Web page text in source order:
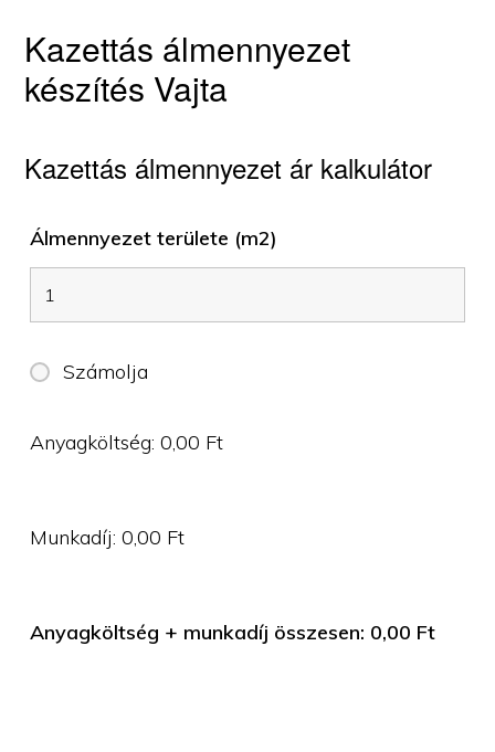
Kazettás álmennyezet
készítés Vajta
Kazettás álmennyezet ár kalkulátor
Álmennyezet területe (m2)
Számolja
Anyagköltség:0,00 Ft
Munkadíj:0,00 Ft
Anyagköltség + munkadíj összesen: 0,00 Ft